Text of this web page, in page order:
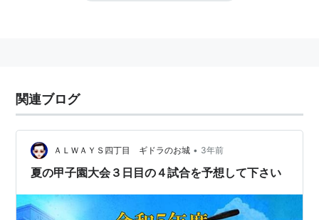
関連ブログ
ＡＬＷＡＹＳ四丁目 ギドラのお城 • 3年前
夏の甲子園大会３日目の４試合を予想して下さい